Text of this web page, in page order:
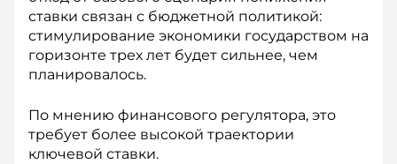
ставки связан с бюджетной политикой:
стимулирование экономики государством на
горизонте трех лет будет сильнее, чем
планировалось.
По мнению финансового регулятора, это
требует более высокой траектории
ключевой ставки.